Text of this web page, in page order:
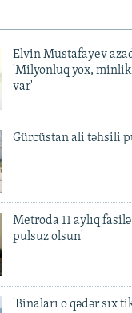
Elvin Mustafayev
'Milyonluq yox,
var'
Gürcüstan ali təhsili
Metroda 11 aylıq
pulsuz olsun'
'Binaları o qədər sıx